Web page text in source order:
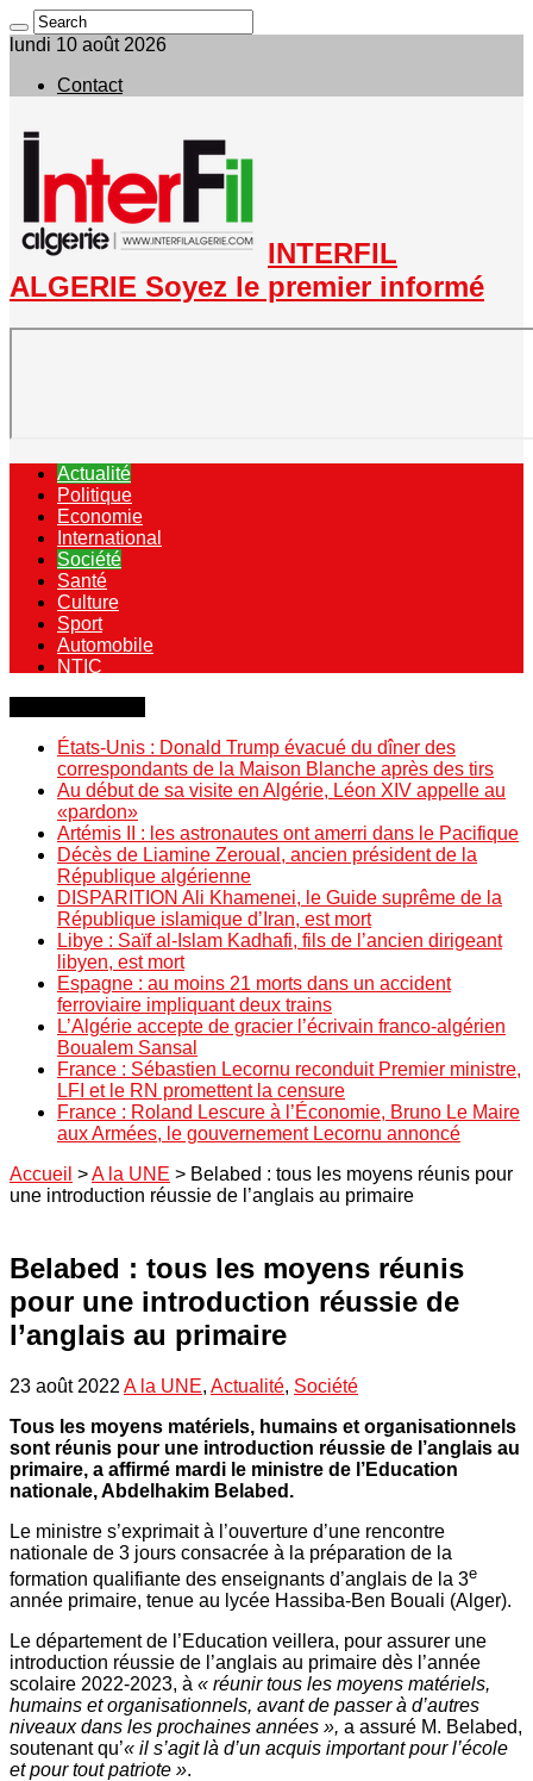
lundi 10 août 2026
Contact
INTERFIL
ALGERIE Soyez le premier informé
Actualité
Politique
Economie
International
Société
Santé
Culture
Sport
Automobile
NTIC
États-Unis : Donald Trump évacué du dîner des
correspondants de la Maison Blanche après des tirs
Au début de sa visite en Algérie, Léon XIV appelle au
«pardon»
Artémis II : les astronautes ont amerri dans le Pacifique
Décès de Liamine Zeroual, ancien président de la
République algérienne
DISPARITION Ali Khamenei, le Guide suprême de la
République islamique d’Iran, est mort
Libye : Saïf al-Islam Kadhafi, fils de l’ancien dirigeant
libyen, est mort
Espagne : au moins 21 morts dans un accident
ferroviaire impliquant deux trains
L’Algérie accepte de gracier l’écrivain franco-algérien
Boualem Sansal
France : Sébastien Lecornu reconduit Premier ministre,
LFI et le RN promettent la censure
France : Roland Lescure à l’Économie, Bruno Le Maire
aux Armées, le gouvernement Lecornu annoncé
Accueil >A la UNE > Belabed : tous les moyens réunis pour
une introduction réussie de l’anglais au primaire
Belabed : tous les moyens réunis
pour une introduction réussie de
l’anglais au primaire
23 août 2022 A la UNE, Actualité, Société
Tous les moyens matériels, humains et organisationnels
sont réunis pour une introduction réussie de l’anglais au
primaire, a affirmé mardi le ministre de l’Education
nationale, Abdelhakim Belabed.
Le ministre s’exprimait à l’ouverture d’une rencontre
nationale de 3 jours consacrée à la préparation de la
formation qualifiante des enseignants d’anglais de la 3e
année primaire, tenue au lycée Hassiba-Ben Bouali (Alger).
Le département de l’Education veillera, pour assurer une
introduction réussie de l’anglais au primaire dès l’année
scolaire 2022-2023, à « réunir tous les moyens matériels,
humains et organisationnels, avant de passer à d’autres
niveaux dans les prochaines années », a assuré M. Belabed,
soutenant qu’« il s’agit là d’un acquis important pour l’école
et pour tout patriote ».